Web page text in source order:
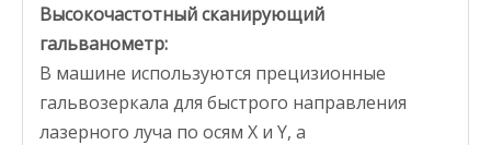
Высокочастотный сканирующий
гальванометр:
В машине используются прецизионные
гальвозеркала для быстрого направления
лазерного луча по осям X и Y, а